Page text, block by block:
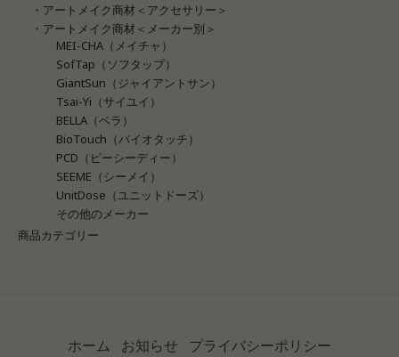
・アートメイク商材＜アクセサリー＞
・アートメイク商材＜メーカー別＞
MEI-CHA（メイチャ）
SofTap（ソフタップ）
GiantSun（ジャイアントサン）
Tsai-Yi（サイユイ）
BELLA（ベラ）
BioTouch（バイオタッチ）
PCD（ピーシーディー）
SEEME（シーメイ）
UnitDose（ユニットドーズ）
その他のメーカー
商品カテゴリー
ホーム お知らせ
プライバシーポリシー